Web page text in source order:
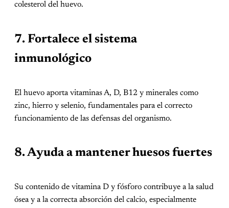
colesterol del huevo.
7. Fortalece el sistema
inmunológico
El huevo aporta vitaminas A, D, B12 y minerales como
zinc, hierro y selenio, fundamentales para el correcto
funcionamiento de las defensas del organismo.
8. Ayuda a mantener huesos fuertes
Su contenido de vitamina D y fósforo contribuye a la salud
ósea y a la correcta absorción del calcio, especialmente